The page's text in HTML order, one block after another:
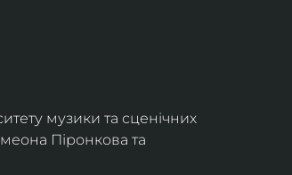
музики та сценічних
Піронкова та